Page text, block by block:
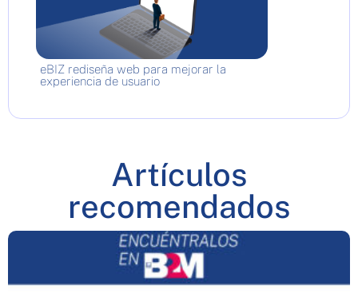
eBIZ rediseña web para mejorar la
experiencia de usuario
Artículos
recomendados